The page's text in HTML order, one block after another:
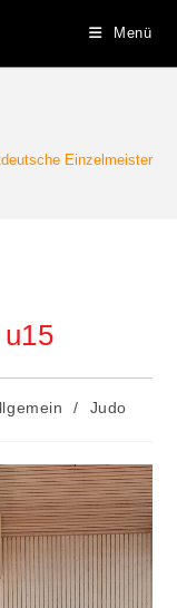
Menü
/ Judo